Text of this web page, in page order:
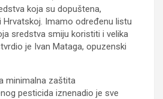
koja su dopuštena,
Hrvatskoj. Imamo određenu listu
sredstva smiju koristiti i velika
je Ivan Mataga, opuzenski
minimalna zaštita
pesticida iznenadio je sve